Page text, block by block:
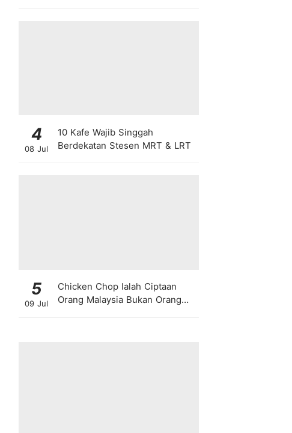
4
08 Jul
10 Kafe Wajib Singgah
Berdekatan Stesen MRT & LRT
5
09 Jul
Chicken Chop Ialah Ciptaan
Orang Malaysia Bukan Orang